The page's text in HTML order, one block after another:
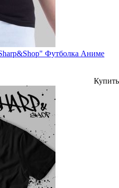
Футболка Аниме
Купить